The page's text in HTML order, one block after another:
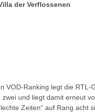
der Verflossenen
VOD-Ranking legt die RTL-
und liegt damit erneut
Zeiten“ auf Rang acht